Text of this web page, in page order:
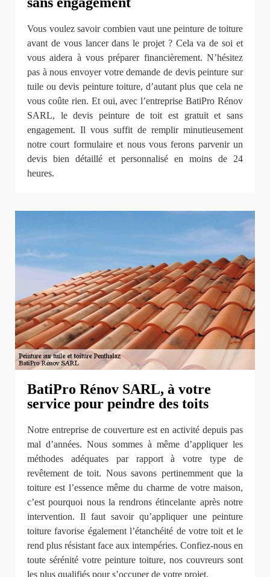
Vous voulez savoir combien vaut une peinture de toiture
avant de vous lancer dans le projet ? Cela va de soi et
vous aidera à vous préparer financièrement. N’hésitez
pas à nous envoyer votre demande de devis peinture sur
tuile ou devis peinture toiture, d’autant plus que cela ne
vous coûte rien. Et oui, avec l’entreprise BatiPro Rénov
SARL, le devis peinture de toit est gratuit et sans
engagement. Il vous suffit de remplir minutieusement
notre court formulaire et nous vous ferons parvenir un
devis bien détaillé et personnalisé en moins de 24
heures.
BatiPro Rénov SARL, à votre
service pour peindre des toits
Notre entreprise de couverture est en activité depuis pas
mal d’années. Nous sommes à même d’appliquer les
méthodes adéquates par rapport à votre type de
revêtement de toit. Nous savons pertinemment que la
toiture est l’essence même du charme de votre maison,
c’est pourquoi nous la rendrons étincelante après notre
intervention. Il faut savoir qu’appliquer une peinture
toiture favorise également l’étanchéité de votre toit et le
rend plus résistant face aux intempéries. Confiez-nous en
toute sérénité votre peinture toiture, nos couvreurs sont
les plus qualifiés pour s’occuper de votre projet.